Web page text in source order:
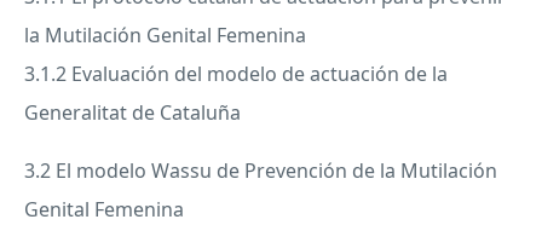
la Mutilación Genital Femenina
3.1.2 Evaluación del modelo de actuación de la
Generalitat de Cataluña
3.2 El modelo Wassu de Prevención de la Mutilación
Genital Femenina